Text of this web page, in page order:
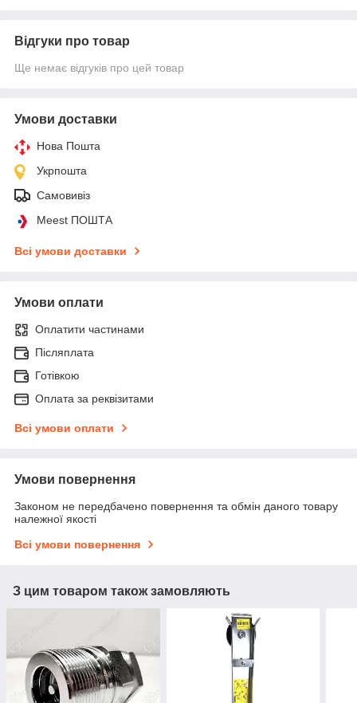
Відгуки про товар
Ще немає відгуків про цей товар
Умови доставки
Нова Пошта
Укрпошта
Самовивіз
Meest ПОШТА
Всі умови доставки
Умови оплати
Оплатити частинами
Післяплата
Готівкою
Оплата за реквізитами
Всі умови оплати
Умови повернення
Законом не передбачено повернення та обмін даного товару
належної якості
Всі умови повернення
З цим товаром також замовляють